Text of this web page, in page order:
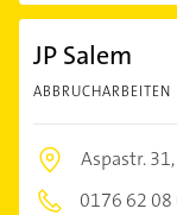
JP Salem
ABBRUCHARBEITEN
Aspastr. 31,
0176 62 08